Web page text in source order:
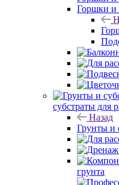
Горшки и
субстраты для
Назад
Грунты и
грунта